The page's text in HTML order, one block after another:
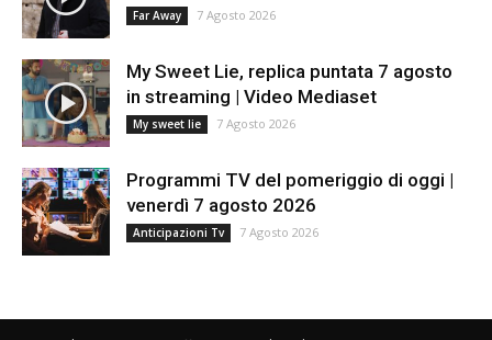
Far Away 7 Agosto 2026
My Sweet Lie, replica puntata 7 agosto
in streaming | Video Mediaset
My sweet lie 7 Agosto 2026
Programmi TV del pomeriggio di oggi |
venerdì 7 agosto 2026
Anticipazioni Tv 7 Agosto 2026